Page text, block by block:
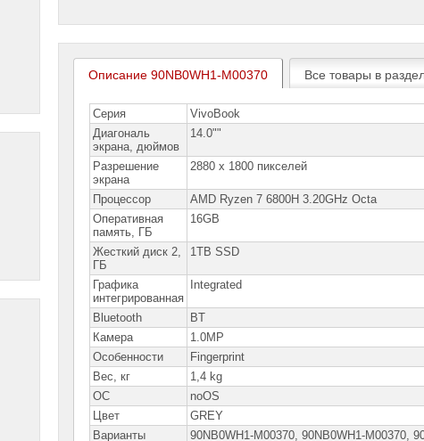
Описание 90NB0WH1-M00370 Все товары в
Серия
VivoBook
Диагональ
экрана, дюймов
14.0""
Разрешение
экрана
2880 x 1800 пикселей
Процессор
AMD Ryzen 7 6800H 3.20GHz Octa
Оперативная
память, ГБ
16GB
Жесткий диск 2,
ГБ
1TB SSD
Графика
интегрированная
Integrated
Bluetooth
BT
Камера
1.0MP
Особенности
Fingerprint
Вес, кг
1,4 kg
ОС
noOS
Цвет
GREY
Варианты
90NB0WH1-M00370, 90NB0WH1-M00370,